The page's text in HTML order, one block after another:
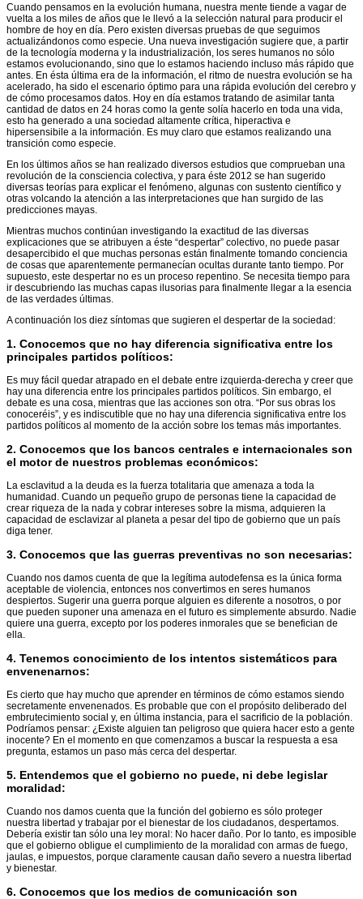
Cuando pensamos en la evolución humana, nuestra mente tiende a vagar de
vuelta a los miles de años que le llevó a la selección natural para producir el
hombre de hoy en día. Pero existen diversas pruebas de que seguimos
actualizándonos como especie. Una nueva investigación sugiere que, a partir
de la tecnología moderna y la industrialización, los seres humanos no sólo
estamos evolucionando, sino que lo estamos haciendo incluso más rápido que
antes. En ésta última era de la información, el ritmo de nuestra evolución se ha
acelerado, ha sido el escenario óptimo para una rápida evolución del cerebro y
de cómo procesamos datos. Hoy en día estamos tratando de asimilar tanta
cantidad de datos en 24 horas como la gente solía hacerlo en toda una vida,
esto ha generado a una sociedad altamente crítica, hiperactiva e
hipersensibile a la información. Es muy claro que estamos realizando una
transición como especie.
En los últimos años se han realizado diversos estudios que comprueban una
revolución de la consciencia colectiva, y para éste 2012 se han sugerido
diversas teorías para explicar el fenómeno, algunas con sustento científico y
otras volcando la atención a las interpretaciones que han surgido de las
predicciones mayas.
Mientras muchos continúan investigando la exactitud de las diversas
explicaciones que se atribuyen a éste “despertar” colectivo, no puede pasar
desapercibido el que muchas personas están finalmente tomando conciencia
de cosas que aparentemente permanecían ocultas durante tanto tiempo. Por
supuesto, este despertar no es un proceso repentino. Se necesita tiempo para
ir descubriendo las muchas capas ilusorias para finalmente llegar a la esencia
de las verdades últimas.
A continuación los diez síntomas que sugieren el despertar de la sociedad:
1. Conocemos que no hay diferencia significativa entre los
principales partidos políticos:
Es muy fácil quedar atrapado en el debate entre izquierda-derecha y creer que
hay una diferencia entre los principales partidos políticos. Sin embargo, el
debate es una cosa, mientras que las acciones son otra. “Por sus obras los
conoceréis”, y es indiscutible que no hay una diferencia significativa entre los
partidos políticos al momento de la acción sobre los temas más importantes.
2. Conocemos que los bancos centrales e internacionales son
el motor de nuestros problemas económicos:
La esclavitud a la deuda es la fuerza totalitaria que amenaza a toda la
humanidad. Cuando un pequeño grupo de personas tiene la capacidad de
crear riqueza de la nada y cobrar intereses sobre la misma, adquieren la
capacidad de esclavizar al planeta a pesar del tipo de gobierno que un país
diga tener.
3. Conocemos que las guerras preventivas no son necesarias:
Cuando nos damos cuenta de que la legítima autodefensa es la única forma
aceptable de violencia, entonces nos convertimos en seres humanos
despiertos. Sugerir una guerra porque alguien es diferente a nosotros, o por
que pueden suponer una amenaza en el futuro es simplemente absurdo. Nadie
quiere una guerra, excepto por los poderes inmorales que se benefician de
ella.
4. Tenemos conocimiento de los intentos sistemáticos para
envenenarnos:
Es cierto que hay mucho que aprender en términos de cómo estamos siendo
secretamente envenenados. Es probable que con el propósito deliberado del
embrutecimiento social y, en última instancia, para el sacrificio de la población.
Podríamos pensar: ¿Existe alguien tan peligroso que quiera hacer esto a gente
inocente? En el momento en que comenzamos a buscar la respuesta a esa
pregunta, estamos un paso más cerca del despertar.
5. Entendemos que el gobierno no puede, ni debe legislar
moralidad:
Cuando nos damos cuenta que la función del gobierno es sólo proteger
nuestra libertad y trabajar por el bienestar de los ciudadanos, despertamos.
Debería existir tan sólo una ley moral: No hacer daño. Por lo tanto, es imposible
que el gobierno obligue el cumplimiento de la moralidad con armas de fuego,
jaulas, e impuestos, porque claramente causan daño severo a nuestra libertad
y bienestar.
6. Conocemos que los medios de comunicación son